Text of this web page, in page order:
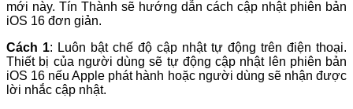
mới này. Tín Thành sẽ hướng dẫn cách cập nhật phiên bản
iOS 16 đơn giản.
Cách 1: Luôn bật chế độ cập nhật tự động trên điện thoại.
Thiết bị của người dùng sẽ tự động cập nhật lên phiên bản
iOS 16 nếu Apple phát hành hoặc người dùng sẽ nhận được
lời nhắc cập nhật.